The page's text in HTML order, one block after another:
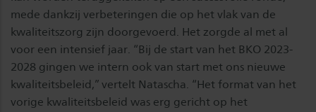
mede dankzij verbeteringen die op het vlak van de
kwaliteitszorg zijn doorgevoerd. Het zorgde al met al
voor een intensief jaar. “Bij de start van het BKO 2023-
2028 gingen we intern ook van start met ons nieuwe
kwaliteitsbeleid,” vertelt Natascha. “Het format van het
vorige kwaliteitsbeleid was erg gericht op het